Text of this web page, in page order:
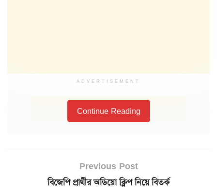
ADVERTISEMENT
Continue Reading
Previous Post
বিজেপি প্রার্থীর অডিয়ো ক্লিপ নিয়ে বিতর্ক